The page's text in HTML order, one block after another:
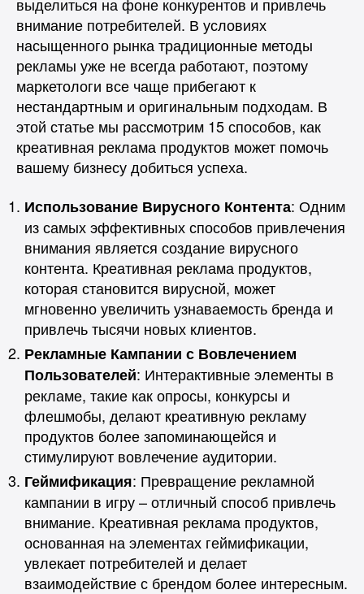
внимание потребителей. В условиях
насыщенного рынка традиционные методы
рекламы уже не всегда работают, поэтому
маркетологи все чаще прибегают к
нестандартным и оригинальным подходам. В
этой статье мы рассмотрим 15 способов, как
креативная реклама продуктов может помочь
вашему бизнесу добиться успеха.
Использование Вирусного Контента: Одним
из самых эффективных способов привлечения
внимания является создание вирусного
контента. Креативная реклама продуктов,
которая становится вирусной, может
мгновенно увеличить узнаваемость бренда и
привлечь тысячи новых клиентов.
Рекламные Кампании с Вовлечением
Пользователей: Интерактивные элементы в
рекламе, такие как опросы, конкурсы и
флешмобы, делают креативную рекламу
продуктов более запоминающейся и
стимулируют вовлечение аудитории.
Геймификация: Превращение рекламной
кампании в игру – отличный способ привлечь
внимание. Креативная реклама продуктов,
основанная на элементах геймификации,
увлекает потребителей и делает
взаимодействие с брендом более интересным.